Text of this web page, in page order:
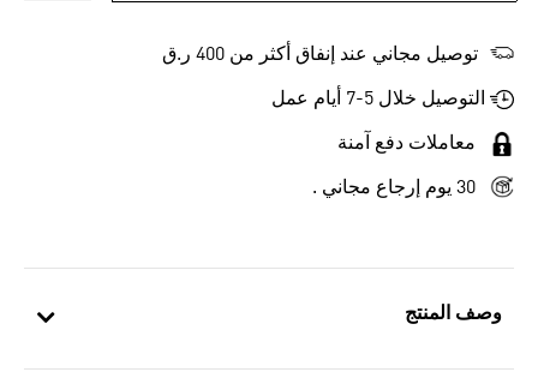
وصف المنتج
توصيل مجاني عند إنفاق أكثر من 400 ر.ق
التوصيل خلال 5-7 أيام عمل
معاملات دفع آمنة